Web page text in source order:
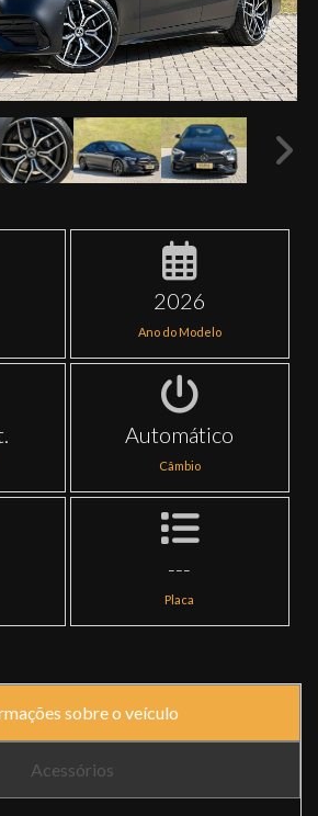
2026
Ano do Modelo
Automático
Câmbio
---
Placa
sobre o veículo
Acessórios